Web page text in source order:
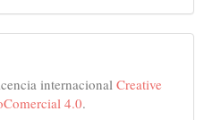
internacional Creative
4.0.